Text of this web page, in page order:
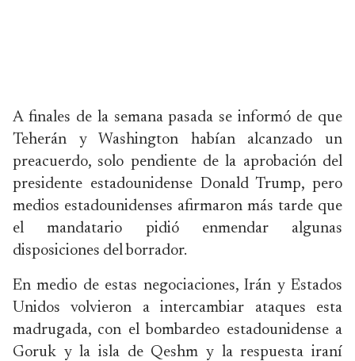
A finales de la semana pasada se informó de que
Teherán y Washington habían alcanzado un
preacuerdo, solo pendiente de la aprobación del
presidente estadounidense Donald Trump, pero
medios estadounidenses afirmaron más tarde que
el mandatario pidió enmendar algunas
disposiciones del borrador.
En medio de estas negociaciones, Irán y Estados
Unidos volvieron a intercambiar ataques esta
madrugada, con el bombardeo estadounidense a
Goruk y la isla de Qeshm y la respuesta iraní